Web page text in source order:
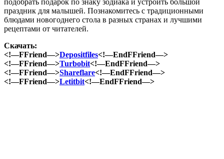
праздник для малышей. Познакомитесь с традиционными
блюдами новогоднего стола в разных странах и лучшими
рецептами от читателей.
Скачать:
<!—FFriend—>Depositfiles<!—EndFFriend—>
<!—FFriend—>Turbobit<!—EndFFriend—>
<!—FFriend—>Shareflare<!—EndFFriend—>
<!—FFriend—>Letitbit<!—EndFFriend—>